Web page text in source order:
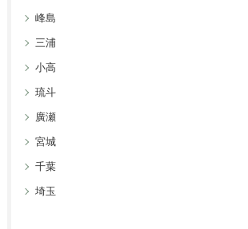
峰島
三浦
小高
琉斗
廣瀬
宮城
千葉
埼玉